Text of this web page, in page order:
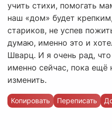
учить стихи, помогать
наш «дом» будет
стариков, не успев
думаю, именно это и
Шварц. И я очень рад, что
именно сейчас, пока ещё
изменить.
Копировать Переписать